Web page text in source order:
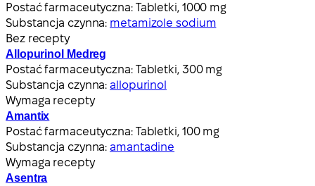
Postać farmaceutyczna: Tabletki, 1000 mg
Substancja czynna: metamizole sodium
Bez recepty
Allopurinol Medreg
Postać farmaceutyczna: Tabletki, 300 mg
Substancja czynna:allopurinol
Wymaga recepty
Amantix
Postać farmaceutyczna: Tabletki, 100 mg
Substancja czynna:amantadine
Wymaga recepty
Asentra